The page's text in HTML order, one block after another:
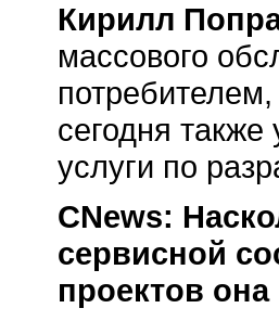
Кирилл
массового
сегодня также
услуги по
CNews:
сервисной
проектов